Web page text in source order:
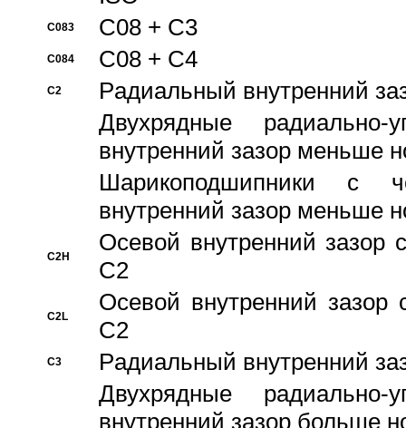
C083 C08 + C3
C084 C08 + C4
C2
Pадиальный внутренний
Двухрядные радиально-
внутренний зазор меньше
Шарикоподшипники с
внутренний зазор меньше
C2H
Осевой внутренний зазор
C2
C2L
Осевой внутренний зазор
C2
C3
Pадиальный внутренний
Двухрядные радиально-
внутренний зазор больше